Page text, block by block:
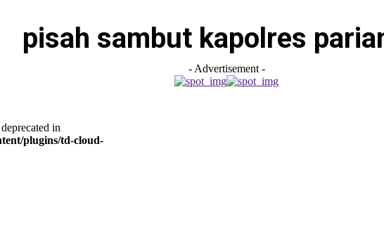
pisah sambut kapolres
- Advertisement -
in
plugins/td-cloud-